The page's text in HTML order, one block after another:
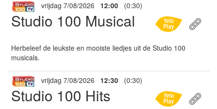
vrijdag 7/08/2026 12:00 (0:30)
Studio 100 Musical
Herbeleef de leukste en mooiste liedjes uit de Studio 100
musicals.
vrijdag 7/08/2026 12:30 (0:30)
Studio 100 Hits